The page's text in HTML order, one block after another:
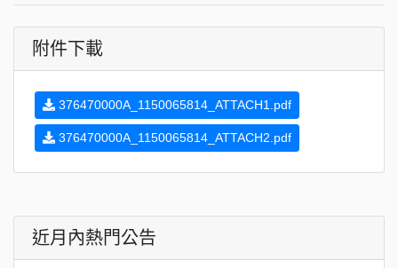
附件下載
376470000A_1150065814_ATTACH1.pdf
376470000A_1150065814_ATTACH2.pdf
近月內熱門公告